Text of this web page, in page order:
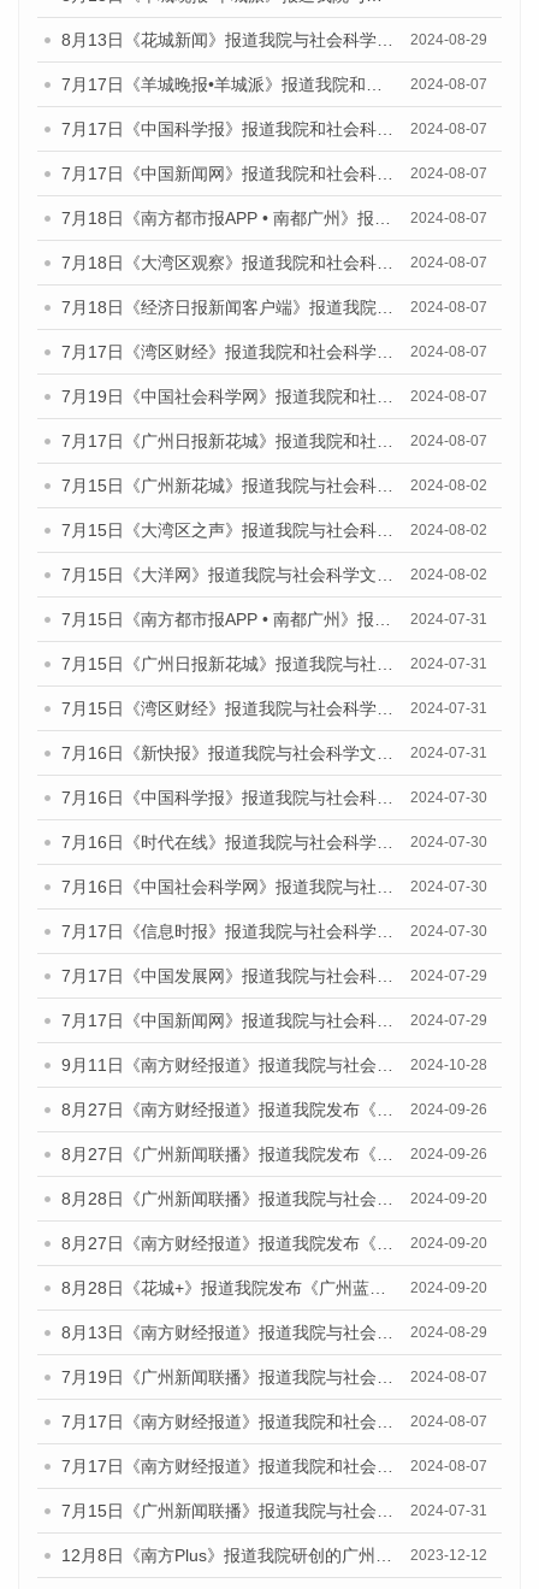
8月13日《花城新闻》报道我院与社会科学文献出版社联合发布的《广州蓝皮书：广州国际商贸中心发展报告（2024）》媒体文章 2024-08-29
7月17日《羊城晚报•羊城派》报道我院和社会科学文献出版社联合发布《广州蓝皮书：广州数字经济发展报告（2024）》的媒体文章 2024-08-07
7月17日《中国科学报》报道我院和社会科学文献出版社联合发布《广州蓝皮书：广州数字经济发展报告（2024）》的媒体文章 2024-08-07
7月17日《中国新闻网》报道我院和社会科学文献出版社联合发布《广州蓝皮书：广州数字经济发展报告（2024）》的媒体文章 2024-08-07
7月18日《南方都市报APP • 南都广州》报道我院和社会科学文献出版社联合发布《广州蓝皮书：广州数字经济发展报告（2024）》的媒体文章 2024-08-07
7月18日《大湾区观察》报道我院和社会科学文献出版社联合发布《广州蓝皮书：广州数字经济发展报告（2024）》的媒体文章 2024-08-07
7月18日《经济日报新闻客户端》报道我院和社会科学文献出版社联合发布《广州蓝皮书：广州数字经济发展报告（2024）》的媒体文章 2024-08-07
7月17日《湾区财经》报道我院和社会科学文献出版社联合发布《广州蓝皮书：广州数字经济发展报告（2024）》的媒体文章 2024-08-07
7月19日《中国社会科学网》报道我院和社会科学文献出版社联合发布《广州数字经济发展报告（2024）》蓝皮书的媒体文章 2024-08-07
7月17日《广州日报新花城》报道我院和社会科学文献出版社联合发布《广州蓝皮书：广州数字经济发展报告（2024）》的媒体文章 2024-08-07
7月15日《广州新花城》报道我院与社会科学文献出版社联合发布《广州蓝皮书：广州社会发展报告(2024)》的媒体文章 2024-08-02
7月15日《大湾区之声》报道我院与社会科学文献出版社联合发布《广州蓝皮书：广州社会发展报告(2024)》的媒体文章 2024-08-02
7月15日《大洋网》报道我院与社会科学文献出版社联合发布《广州蓝皮书：广州社会发展报告(2024)》的媒体文章 2024-08-02
7月15日《南方都市报APP • 南都广州》报道我院与社会科学文献出版社联合发布《广州蓝皮书：广州社会发展报告(2024)》的媒体文章 2024-07-31
7月15日《广州日报新花城》报道我院与社会科学文献出版社联合发布《广州蓝皮书：广州社会发展报告(2024)》的媒体文章 2024-07-31
7月15日《湾区财经》报道我院与社会科学文献出版社联合发布《广州蓝皮书：广州社会发展报告(2024)》的媒体文章 2024-07-31
7月16日《新快报》报道我院与社会科学文献出版社联合发布《广州蓝皮书：广州社会发展报告(2024)》的媒体文章 2024-07-31
7月16日《中国科学报》报道我院与社会科学文献出版社联合发布《广州蓝皮书：广州社会发展报告(2024)》的媒体文章 2024-07-30
7月16日《时代在线》报道我院与社会科学文献出版社联合发布《广州蓝皮书：广州社会发展报告(2024)》的媒体文章 2024-07-30
7月16日《中国社会科学网》报道我院与社会科学文献出版社联合发布《广州蓝皮书：广州社会发展报告(2024)》的媒体文章 2024-07-30
7月17日《信息时报》报道我院与社会科学文献出版社联合发布《广州蓝皮书：广州社会发展报告(2024)》的媒体文章 2024-07-30
7月17日《中国发展网》报道我院与社会科学文献出版社联合发布《广州蓝皮书：广州社会发展报告(2024)》的媒体文章 2024-07-29
7月17日《中国新闻网》报道我院与社会科学文献出版社联合发布《广州蓝皮书：广州社会发展报告(2024)》的媒体文章 2024-07-29
9月11日《南方财经报道》报道我院与社会科学文献出版社联合发布了《广州蓝皮书：广州金融发展报告（2024）》的视频采访 2024-10-28
8月27日《南方财经报道》报道我院发布《广州蓝皮书：广州创新型城市发展报告（2024）》的视频采访 2024-09-26
8月27日《广州新闻联播》报道我院发布《广州蓝皮书：广州创新型城市发展报告（2024）》的视频采访 2024-09-26
8月28日《广州新闻联播》报道我院与社会科学文献出版社联合发布《广州蓝皮书：广州城市国际化发展报告（2024）》的视频采访 2024-09-20
8月27日《南方财经报道》报道我院发布《广州蓝皮书：广州创新型城市发展报告（2024）》的视频采访 2024-09-20
8月28日《花城+》报道我院发布《广州蓝皮书：广州城市国际化发展报告（2024）》的视频采访 2024-09-20
8月13日《南方财经报道》报道我院与社会科学文献出版社联合发布的《广州蓝皮书：广州国际商贸中心发展报告（2024）》视频采访 2024-08-29
7月19日《广州新闻联播》报道我院与社会科学文献出版社联合发布《广州蓝皮书：广州社会发展报告(2024)》的视频采访 2024-08-07
7月17日《南方财经报道》报道我院和社会科学文献出版社联合发布《广州蓝皮书：广州数字经济发展报告（2024）》的视频采访 2024-08-07
7月17日《南方财经报道》报道我院和社会科学文献出版社联合发布《广州蓝皮书：广州数字经济发展报告（2024）》的视频采访 2024-08-07
7月15日《广州新闻联播》报道我院与社会科学文献出版社联合发布《广州蓝皮书：广州社会发展报告(2024)》的视频采访 2024-07-31
12月8日《南方Plus》报道我院研创的广州蓝皮书系列荣获全国第十四届优秀皮书奖四项大奖的媒体文章 2023-12-12